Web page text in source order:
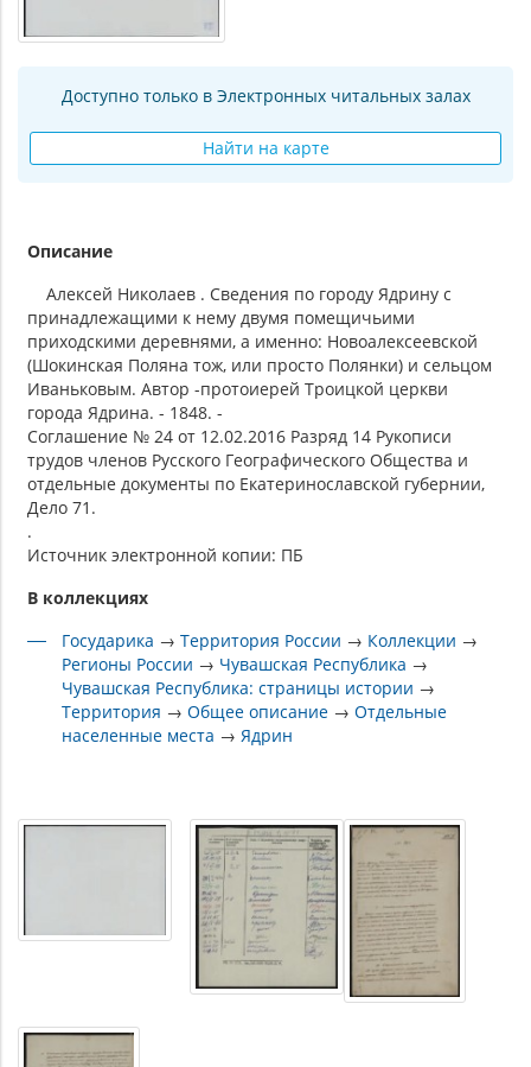
Доступно только в Электронных читальных залах
Найти на карте
Описание
Алексей Николаев . Сведения по городу Ядрину с
принадлежащими к нему двумя помещичьими
приходскими деревнями, а именно: Новоалексеевской
(Шокинская Поляна тож, или просто Полянки) и сельцом
Иваньковым. Автор -протоиерей Троицкой церкви
города Ядрина. - 1848. -
Соглашение № 24 от 12.02.2016 Разряд 14 Рукописи
трудов членов Русского Географического Общества и
отдельные документы по Екатеринославской губернии,
Дело 71.
.
Источник электронной копии: ПБ
В коллекциях
Государика →Территория России → Коллекции →
Регионы России → Чувашская Республика →
Чувашская Республика: страницы истории →
Территория →Общее описание →Отдельные
населенные места →Ядрин